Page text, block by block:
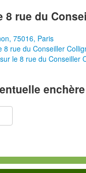
rue du
75016, Paris
rue du Conseiller
le 8 rue du Conseiller